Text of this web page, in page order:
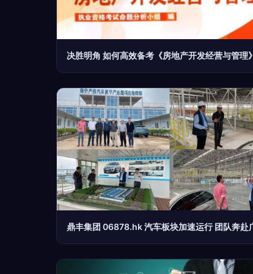
决胜明角 如何高效备考《房地产开发经营与管理》